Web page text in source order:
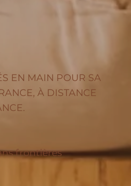
EN MAIN POUR SA
À DISTANCE
frontières